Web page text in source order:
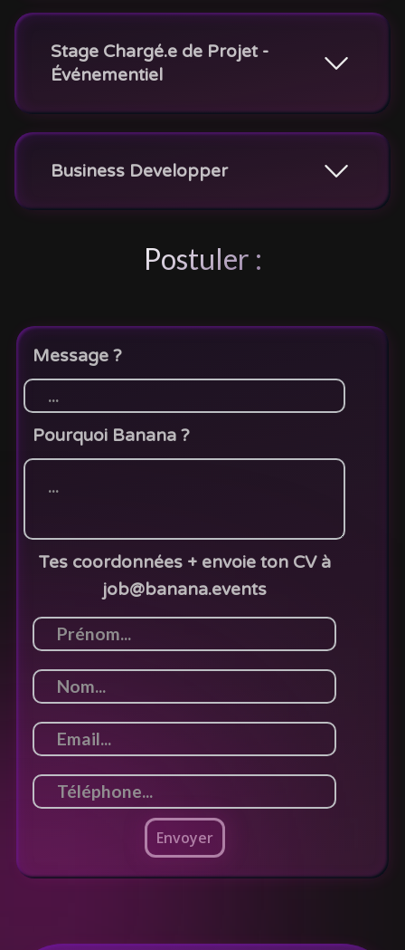
Stage Chargé.e de Projet -
Événementiel
Business Developper
Postuler :
Message ?
Pourquoi Banana ?
Tes coordonnées + envoie ton CV à
job@banana.events